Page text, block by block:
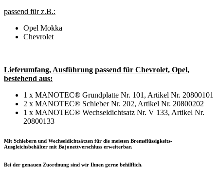
passend für z.B.:
Opel Mokka
Chevrolet
Lieferumfang, Ausführung passend für Chevrolet, Opel,
bestehend aus:
1 x MANOTEC® Grundplatte Nr. 101, Artikel Nr. 20800101
2 x MANOTEC® Schieber Nr. 202, Artikel Nr. 20800202
1 x MANOTEC® Wechseldichtsatz Nr. V 133, Artikel Nr.
20800133
Mit Schiebern und Wechseldichtsätzen für die meisten Bremsflüssigkeits-
Ausgleichsbehälter mit Bajonettverschluss erweiterbar.
Bei der genauen Zuordnung sind wir Ihnen gerne behilflich.